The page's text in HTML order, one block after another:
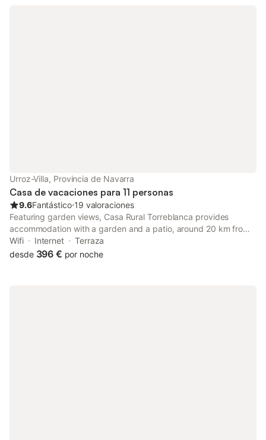
Urroz-Villa, Provincia de Navarra
Casa de vacaciones para 11 personas
9.6Fantástico⋅19 valoraciones
Featuring garden views, Casa Rural Torreblanca provides
accommodation with a garden and a patio, around 20 km from
Pamplona Catedral.
Wifi Internet
Terraza
desde 396 € por noche